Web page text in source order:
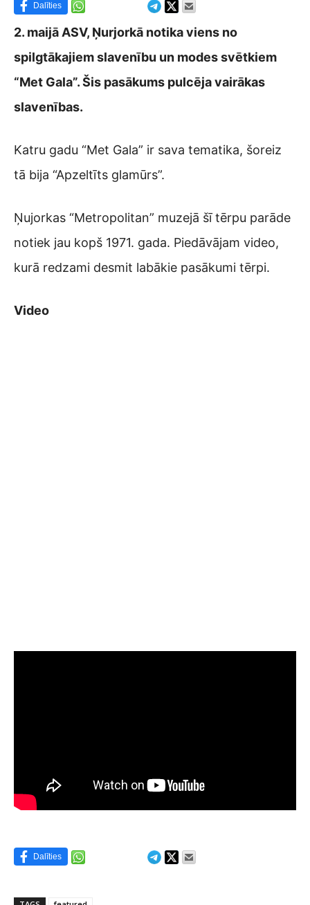
Dalīties
2. maijā ASV, Ņurjorkā notika viens no
spilgtākajiem slavenību un modes svētkiem
“Met Gala”. Šis pasākums pulcēja vairākas
slavenības.
Katru gadu “Met Gala” ir sava tematika, šoreiz
tā bija “Apzeltīts glamūrs”.
Ņujorkas “Metropolitan” muzejā šī tērpu parāde
notiek jau kopš 1971. gada. Piedāvājam video,
kurā redzami desmit labākie pasākumi tērpi.
Video
Dalīties